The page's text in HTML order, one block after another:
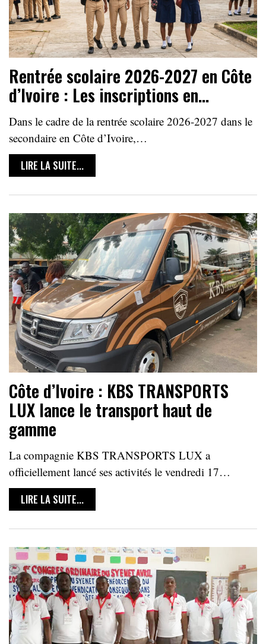
Rentrée scolaire 2026-2027 en Côte
d’Ivoire : Les inscriptions en…
Dans le cadre de la rentrée scolaire 2026-2027 dans le
secondaire en Côte d’Ivoire,…
LIRE LA SUITE...
Côte d’Ivoire : KBS TRANSPORTS
LUX lance le transport haut de
gamme
La compagnie KBS TRANSPORTS LUX a
officiellement lancé ses activités le vendredi 17…
LIRE LA SUITE...